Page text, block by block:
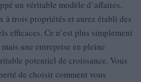
un véritable modèle d’affaires.
à trois propriétés et aurez établi des
efficaces. Ce n’est plus simplement
une entreprise en pleine
potentiel de croissance. Vous
de choisir comment vous